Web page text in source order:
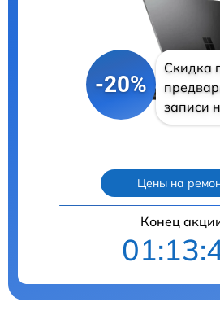
-20%
Скидка
записи
Цены на
Конец